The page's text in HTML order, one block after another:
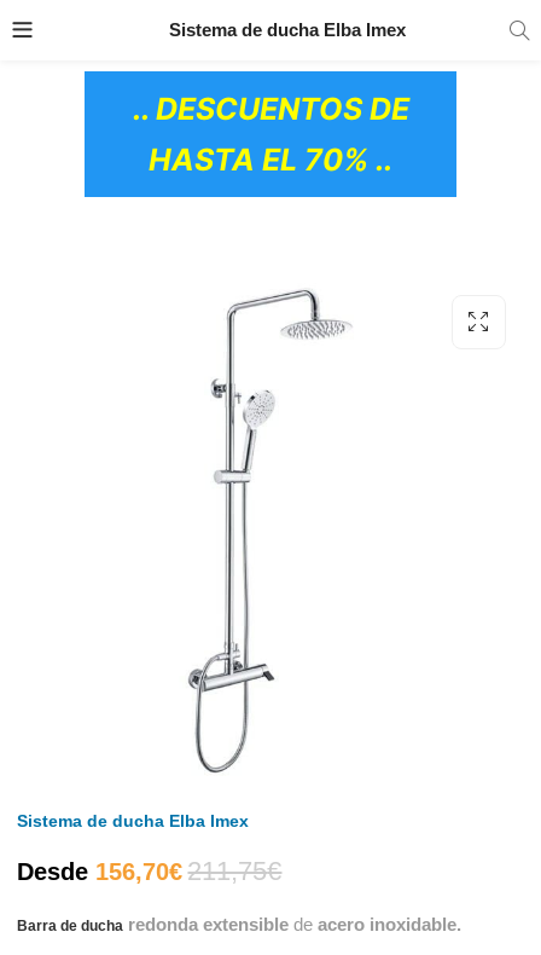
PRODUCTOS
.. DESCUENTOS DE
HASTA EL 70% ..
Sistema de ducha Elba Imex
Sistema de ducha Elba Imex
Desde 156,70€El
precio
211,75€El
precio
Barra de ducha redonda extensible deacero inoxidable.